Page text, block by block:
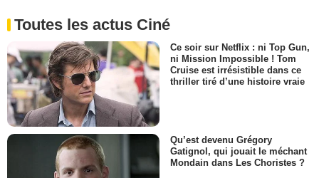
Toutes les actus Ciné
Ce soir sur Netflix : ni Top Gun,
ni Mission Impossible ! Tom
Cruise est irrésistible dans ce
thriller tiré d’une histoire vraie
Qu’est devenu Grégory
Gatignol, qui jouait le méchant
Mondain dans Les Choristes ?